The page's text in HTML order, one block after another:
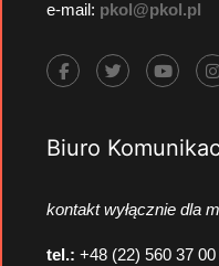
e-mail: pkol@pkol.pl
Biuro
kontakt wyłącznie dla
tel.: +48 (22) 560 37 00